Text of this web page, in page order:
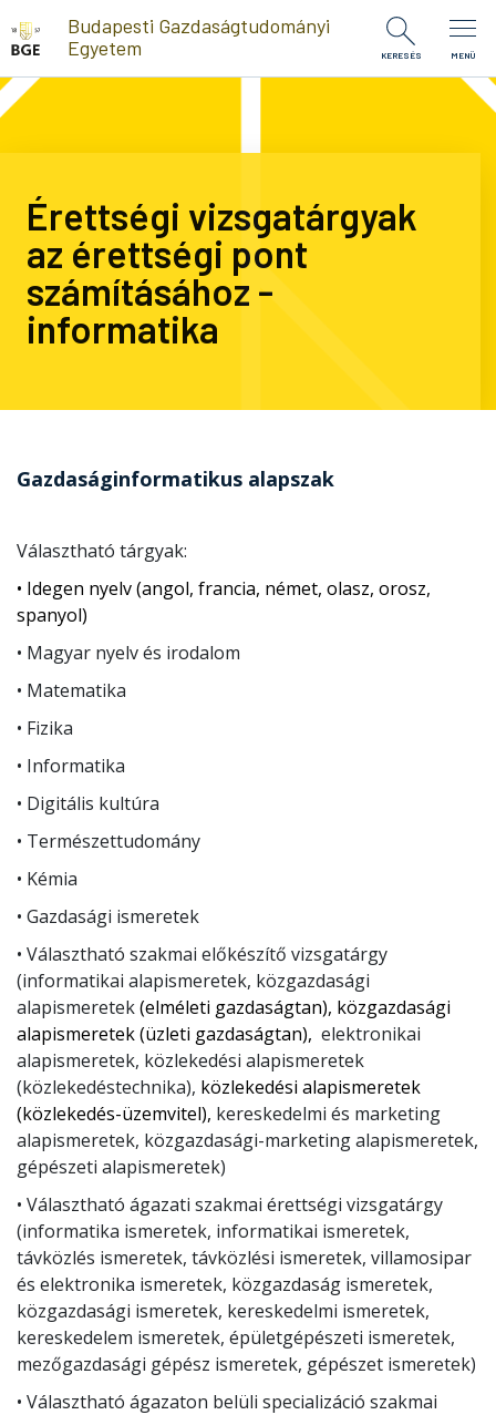
Ugrás a tartalomra
Budapesti Gazdaságtudományi
Egyetem
KERESÉS MENÜ
Érettségi vizsgatárgyak
az érettségi pont
számításához -
informatika
Gazdaságinformatikus alapszak
Választható tárgyak:
• Idegen nyelv (angol, francia, német, olasz, orosz,
spanyol)
• Magyar nyelv és irodalom
• Matematika
• Fizika
• Informatika
• Digitális kultúra
• Természettudomány
• Kémia
• Gazdasági ismeretek
• Választható szakmai előkészítő vizsgatárgy
(informatikai alapismeretek, közgazdasági
alapismeretek(elméleti gazdaságtan), közgazdasági
alapismeretek (üzleti gazdaságtan), elektronikai
alapismeretek, közlekedési alapismeretek
(közlekedéstechnika), közlekedési alapismeretek
(közlekedés-üzemvitel), kereskedelmi és marketing
alapismeretek, közgazdasági-marketing alapismeretek,
gépészeti alapismeretek)
• Választható ágazati szakmai érettségi vizsgatárgy
(informatika ismeretek, informatikai ismeretek,
távközlés ismeretek, távközlési ismeretek, villamosipar
és elektronika ismeretek, közgazdaság ismeretek,
közgazdasági ismeretek, kereskedelmi ismeretek,
kereskedelem ismeretek, épületgépészeti ismeretek,
mezőgazdasági gépész ismeretek, gépészet ismeretek)
• Választható ágazaton belüli specializáció szakmai